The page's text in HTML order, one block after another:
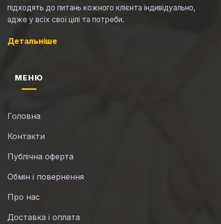
підходять до питань кожного клієнта індивідуально,
адже у всіх свої цілі та потреби.
Детальніше
МЕНЮ
Головна
Контакти
Публічна оферта
Обмін і повернення
Про нас
Доставка і оплата